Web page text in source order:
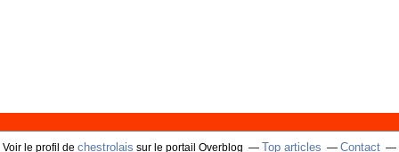
Voir le profil de chestrolais sur le portail Overblog Top articles Contact